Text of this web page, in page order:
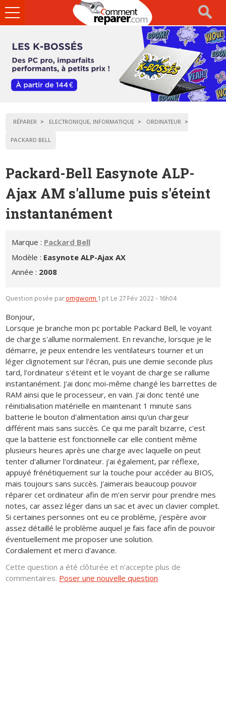
Ouvrir
le
RÉPARER ELECTRONIQUE, INFORMATIQUE
ORDINATEUR
PACKARD BELL
Packard-Bell Easynote ALP-
Ajax AM s'allume puis s'éteint
instantanément
Marque : Packard Bell
Modèle : Easynote ALP-Ajax AX
Année : 2008
Question posée paromgworm1 pt Le 27 Fév 2022 - 16h04
Bonjour,
Lorsque je branche mon pc portable Packard Bell, le voyant
de charge s'allume normalement. En revanche, lorsque je le
démarre, je peux entendre les ventilateurs tourner et un
léger clignotement sur l'écran, puis une demie seconde plus
tard, l'ordinateur s'éteint et le voyant de charge se rallume
instantanément. J'ai donc moi-même changé les barrettes de
RAM ainsi que le processeur, en vain. J'ai donc tenté une
réinitialisation matérielle en maintenant 1 minute sans
batterie le bouton d'alimentation ainsi qu'un chargeur
différent mais sans succès. Ce qui me paraît bizarre, c'est
que la batterie est fonctionnelle car elle contient même
plusieurs heures après une charge avec laquelle on peut
tenter d'allumer l'ordinateur. j'ai également, par réflexe,
appuyé frénétiquement sur la touche pour accéder au BIOS,
mais toujours sans succès. J'aimerais beaucoup pouvoir
réparer cet ordinateur afin de m'en servir pour prendre mes
notes, car assez léger dans un sac et avec un clavier complet.
Si certaines personnes ont eu ce problème, j'espère avoir
assez détaillé le problème auquel je fais face afin de pouvoir
éventuellement me proposer une solution.
Cordialement et merci d'avance.
Cette question a été clôturée et n'accepte plus de
commentaires. Poser une nouvelle question